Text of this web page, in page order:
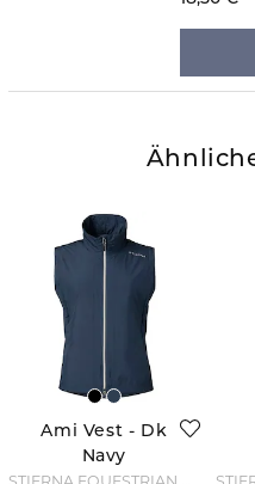
Ami Vest - Dk
Navy